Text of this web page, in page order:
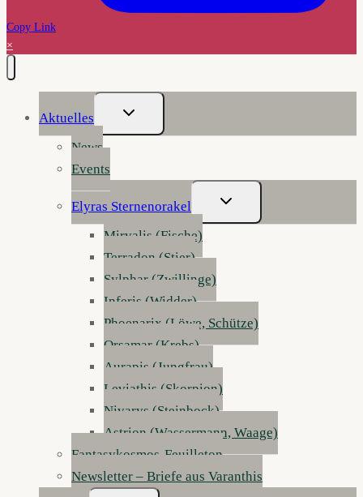
Copy Link
×
Aktuelles
Untermenü
Umschalten
News
Events
Elyras Sternenorakel
Untermenü
Umschalten
Mirvalis (Fische)
Terradon (Stier)
Sylphar (Zwillinge)
Inferis (Widder)
Phoenarix (Löwe, Schütze)
Orsamar (Krebs)
Aurapis (Jungfrau)
Leviathis (Skorpion)
Nivarys (Steinbock)
Astrion (Wassermann, Waage)
Fantasykosmos-Feuilleton
Newsletter – Briefe aus Varanthis